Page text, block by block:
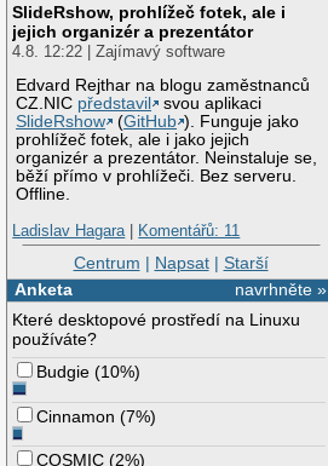
SlideRshow, prohlížeč fotek, ale i
jejich organizér a prezentátor
4.8. 12:22 | Zajímavý software
Edvard Rejthar na blogu zaměstnanců
CZ.NIC představil
svou aplikaci
SlideRshow
(GitHub ). Funguje jako
prohlížeč fotek, ale i jako jejich
organizér a prezentátor. Neinstaluje se,
běží přímo v prohlížeči. Bez serveru.
Offline.
Ladislav Hagara| Komentářů: 11
Centrum | Napsat| Starší
navrhněte »
Anketa
Které desktopové prostředí na Linuxu
používáte?
Budgie (10%)
Cinnamon (7%)
COSMIC (2%)